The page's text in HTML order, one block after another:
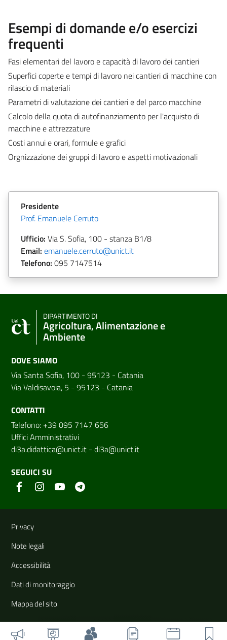
Esempi di domande e/o esercizi
frequenti
Fasi elementari del lavoro e capacità di lavoro dei cantieri
Superfici coperte e tempi di lavoro nei cantieri di macchine con
rilascio di materiali
Parametri di valutazione dei cantieri e del parco macchine
Calcolo della quota di autofinanziamento per l'acquisto di
macchine e attrezzature
Costi annui e orari, formule e grafici
Orgnizzazione dei gruppi di lavoro e aspetti motivazionali
Presidente
Prof. Emanuele Cerruto
Ufficio: Via S. Sofia, 100 - stanza B1/8
Email: emanuele.cerruto@unict.it
Telefono: 095 7147514
DIPARTIMENTO DI
Agricoltura, Alimentazione e
Ambiente
DOVE SIAMO
Via Santa Sofia, 100 - 95123 - Catania
Via Valdisavoia, 5 - 95123 - Catania
CONTATTI
Telefono: +39 095 7147 656
Uffici Amministrativi
di3a.didattica@unict.it - di3a@unict.it
SEGUICI SU
Link e informazioni utili
Privacy
Note legali
Accessibilità
Dati di monitoraggio
Mappa del sito